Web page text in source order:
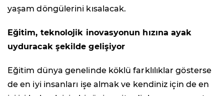
yaşam döngülerini kısalacak.
Eğitim, teknolojik inovasyonun hızına ayak
uyduracak şekilde gelişiyor
Eğitim dünya genelinde köklü farklılıklar gösterse
de en iyi insanları işe almak ve kendiniz için de en